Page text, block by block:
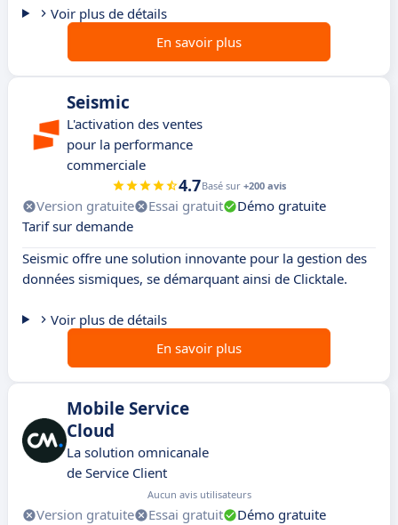
Voir plus de détails
En savoir plus
Seismic
L'activation des ventes
pour la performance
commerciale
4.7Basé sur +200 avis
Version gratuite Essai gratuit
Démo gratuite
Tarif sur demande
Seismic offre une solution innovante pour la gestion des
données sismiques, se démarquant ainsi de Clicktale.
Voir plus de détails
En savoir plus
Mobile Service
Cloud
La solution omnicanale
de Service Client
Aucun avis utilisateurs
Version gratuite Essai gratuit
Démo gratuite